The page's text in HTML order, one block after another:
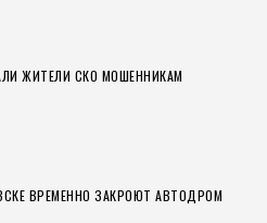
ЖИТЕЛИ СКО МОШЕННИКАМ
ВРЕМЕННО ЗАКРОЮТ АВТОДРОМ